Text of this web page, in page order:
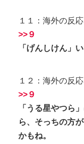
１１：海外の反応
>>９
「げんしけん」
１２：海外の反応
>>９
「うる星やつら
ら、そっちの方
かもね。